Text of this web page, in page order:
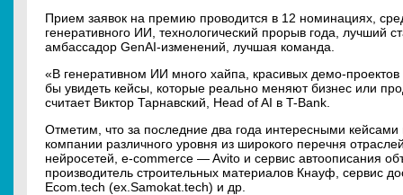
Прием заявок на премию проводится в 12 номинациях,
генеративного ИИ, технологический прорыв года, лучший
амбассадор GenAI-изменений, лучшая команда.
«В генеративном ИИ много хайпа, красивых демо-
бы увидеть кейсы, которые реально меняют бизнес или
считает Виктор Тарнавский, Head of AI в T-Bank.
Отметим, что за последние два года интересными
компании различного уровня из широкого перечня
нейросетей, e-commerce — Avito и сервис автоописания
производитель строительных материалов Кнауф, сервис
Ecom.tech (ex.Samokat.tech) и др.